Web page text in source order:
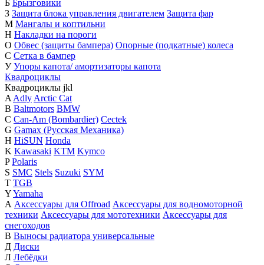
Б Брызговики
З Защита блока управления двигателем Защита фар
М Мангалы и коптильни
Н Накладки на пороги
О Обвес (защиты бампера) Опорные (подкатные) колеса
С Сетка в бампер
У Упоры капота/ амортизаторы капота
Квадроциклы
Квадроциклы jkl
A Adly Arctic Cat
B Baltmotors BMW
C Can-Am (Bombardier) Cectek
G Gamax (Русская Механика)
H HiSUN Honda
K Kawasaki KTM Kymco
P Polaris
S SMC Stels Suzuki SYM
T TGB
YYamaha
А Аксессуары для Offroad Аксессуары для водномоторной
техники Аксессуары для мототехники Аксессуары для
снегоходов
В Выносы радиатора универсальные
Д Диски
Л Лебёдки